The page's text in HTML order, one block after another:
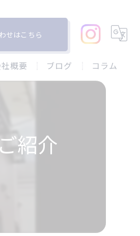
せはこちら
概要 ブログ コラム
紹介